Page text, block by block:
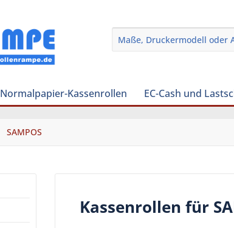
Normalpapier-Kassenrollen EC-Cash und
SAMPOS
Kassenrollen für